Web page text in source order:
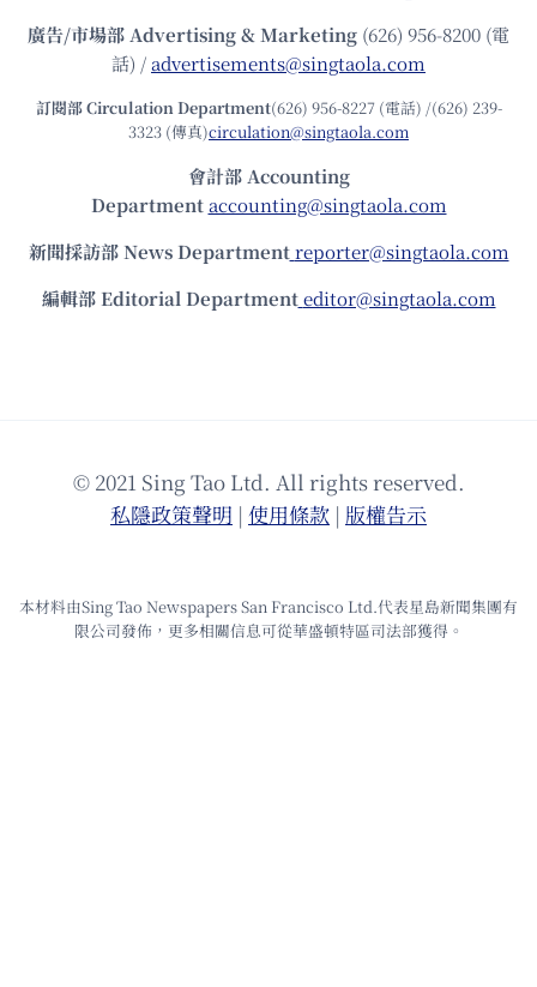
廣告/市場部Advertising & Marketing (626) 956-8200 (電
話) /advertisements@singtaola.com
訂閱部 Circulation Department(626) 956-8227 (電話) /(626) 239-
3323 (傳真)circulation@singtaola.com
會計部 Accounting
Department accounting@singtaola.com
新聞採訪部 News Department reporter@singtaola.com
編輯部 Editorial Department editor@singtaola.com
© 2021 Sing Tao Ltd. All rights reserved.
私隱政策聲明 | 使⽤條款 | 版權告⽰
本材料由Sing Tao Newspapers San Francisco Ltd.代表星島新聞集團有
限公司發佈，更多相關信息可從華盛頓特區司法部獲得。